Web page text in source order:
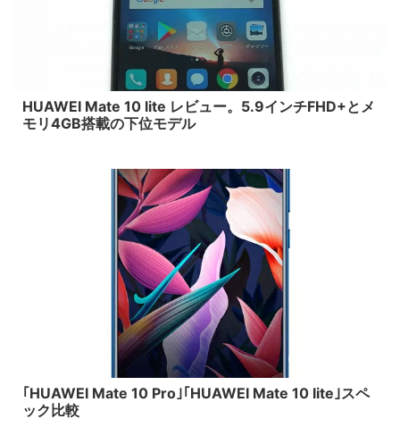
HUAWEI Mate 10 lite レビュー。5.9インチFHD+とメ
モリ4GB搭載の下位モデル
｢HUAWEI Mate 10 Pro｣｢HUAWEI Mate 10 lite｣スペ
ック比較